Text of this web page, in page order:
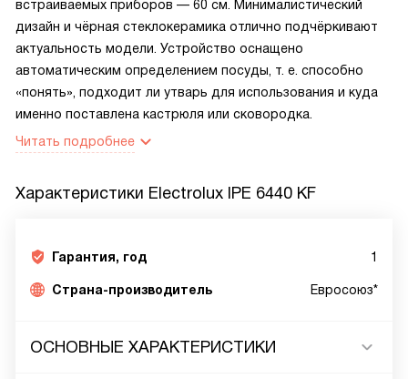
встраиваемых приборов — 60 см. Минималистический
дизайн и чёрная стеклокерамика отлично подчёркивают
актуальность модели. Устройство оснащено
автоматическим определением посуды, т. е. способно
«понять», подходит ли утварь для использования и куда
именно поставлена кастрюля или сковородка.
Читать подробнее
Характеристики Electrolux IPE 6440 KF
Гарантия, год 1
Страна-производитель Евросоюз*
ОСНОВНЫЕ ХАРАКТЕРИСТИКИ